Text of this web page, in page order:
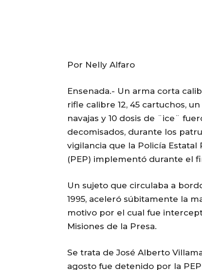
Por Nelly Alfaro
Ensenada.- Un arma corta
rifle calibre 12, 45 cartuchos,
navajas y 10 dosis de ¨ice¨
decomisados, durante los
vigilancia que la Policía Estatal
(PEP) implementó durante el
Un sujeto que circulaba a
1995, aceleró súbitamente la
motivo por el cual fue
Misiones de la Presa.
Se trata de José Alberto
agosto fue detenido por la